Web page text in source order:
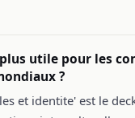
utile pour les
?
et identite' est le